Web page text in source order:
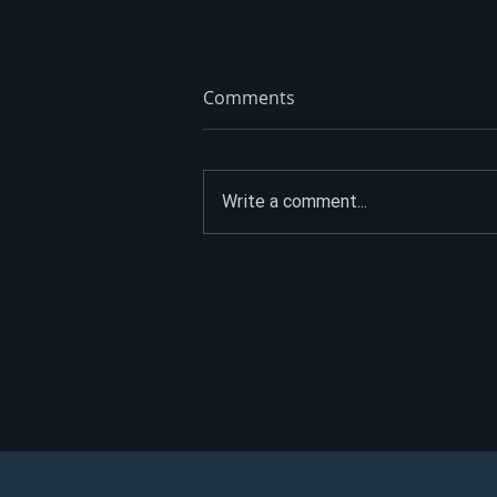
Comments
Write a comment...